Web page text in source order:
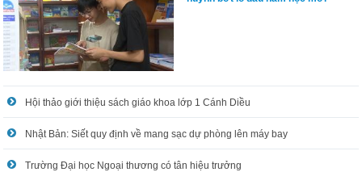
Hội thảo giới thiệu sách giáo khoa lớp 1 Cánh Diều
Nhật Bản: Siết quy định về mang sạc dự phòng lên máy bay
Trường Đại học Ngoại thương có tân hiệu trưởng